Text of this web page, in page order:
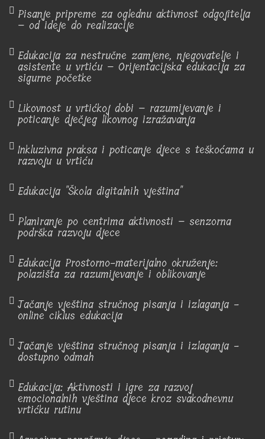
Pisanje pripreme za oglednu aktivnost odgojitelja
– od ideje do realizacije
Edukacija za nestručne zamjene, njegovatelje i
asistente u vrtiću – Orijentacijska edukacija za
sigurne početke
Likovnost u vrtićkoj dobi – razumijevanje i
poticanje dječjeg likovnog izražavanja
Inkluzivna praksa i poticanje djece s teškoćama u
razvoju u vrtiću
Edukacija "Škola digitalnih vještina"
Planiranje po centrima aktivnosti – senzorna
podrška razvoju djece
Edukacija Prostorno-materijalno okruženje:
polazišta za razumijevanje i oblikovanje
Jačanje vještina stručnog pisanja i izlaganja -
online ciklus edukacija
Jačanje vještina stručnog pisanja i izlaganja -
dostupno odmah
Edukacija: Aktivnosti i igre za razvoj
emocionalnih vještina djece kroz svakodnevnu
vrtićku rutinu